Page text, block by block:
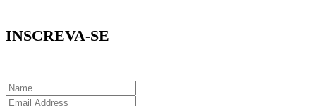
INSCREVA-SE